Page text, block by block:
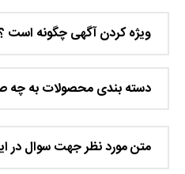
ویژه کردن آگهی چگونه است
دسته بندی محصولات به
متن مورد نظر جهت سوال در